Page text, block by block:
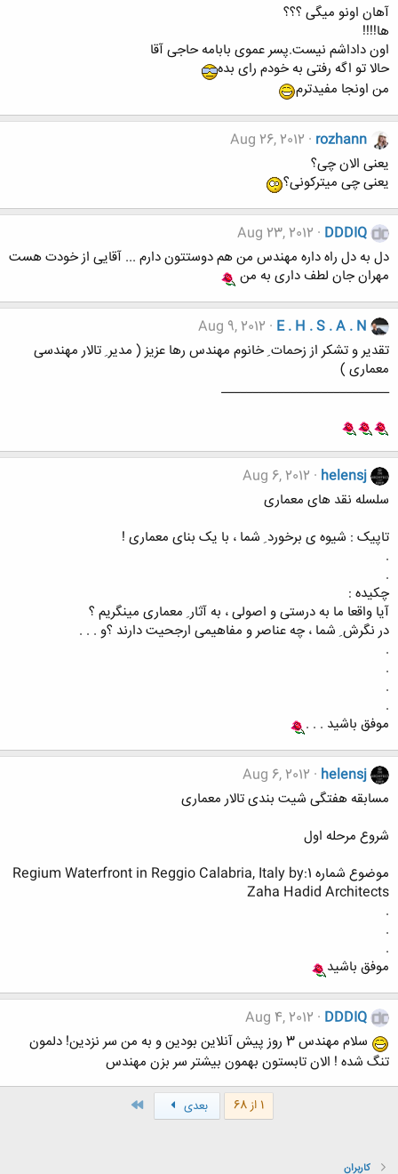
آهان اونو میگی ؟؟؟
ها!!!!
اون داداشم نیست.پسر عموی بابامه حاجی آقا
حالا تو اگه رفتی به خودم رای بده
من اونجا مفیدترم
rozhann
Aug 26, 2012
یعنی الان چی؟
یعنی چی میترکونی؟
DDDIQ
Aug 23, 2012
دل به دل راه داره مهندس من هم دوستتون دارم ... آقایی از خودت هست
مهران جان لطف داری به من
E . H . S . A . N
Aug 9, 2012
تقدیر و تشکر از زحمات ِ خانوم مهندس رها عزیز ( مدیر ِ تالار مهندسی
معماری )
___________________________
helensj
Aug 6, 2012
سلسله نقد های معماری
تاپیک : شیوه ی برخورد ِ شما ، با یک بنای معماری !
.
.
چکیده :
آیا واقعا ما به درستی و اصولی ، به آثار ِ معماری مینگریم ؟
در نگرش ِ شما ، چه عناصر و مفاهیمی ارجحیت دارند ؟و . . .
.
.
.
.
موفق باشید . . .
helensj
Aug 6, 2012
مسابقه هفتگی شیت بندی تالار معماری
شروع مرحله اول
موضوع شماره 1:Regium Waterfront in Reggio Calabria, Italy by
Zaha Hadid Architects
.
.
.
موفق باشید
DDDIQ
Aug 4, 2012
سلام مهندس 3 روز پیش آنلاین بودین و به من سر نزدین! دلمون
تنگ شده ! الان تابستون بهمون بیشتر سر بزن مهندس
1 از 68 بعدی
کاربران